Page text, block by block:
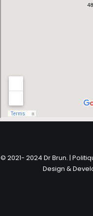
© 2021- 2024 Dr Brun. |
Design &